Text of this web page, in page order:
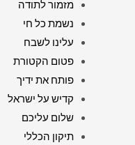
מזמור לתודה
נשמת כל חי
עלינו לשבח
פטום הקטורת
פותח את ידיך
קדיש על ישראל
שלום עליכם
תיקון הכללי